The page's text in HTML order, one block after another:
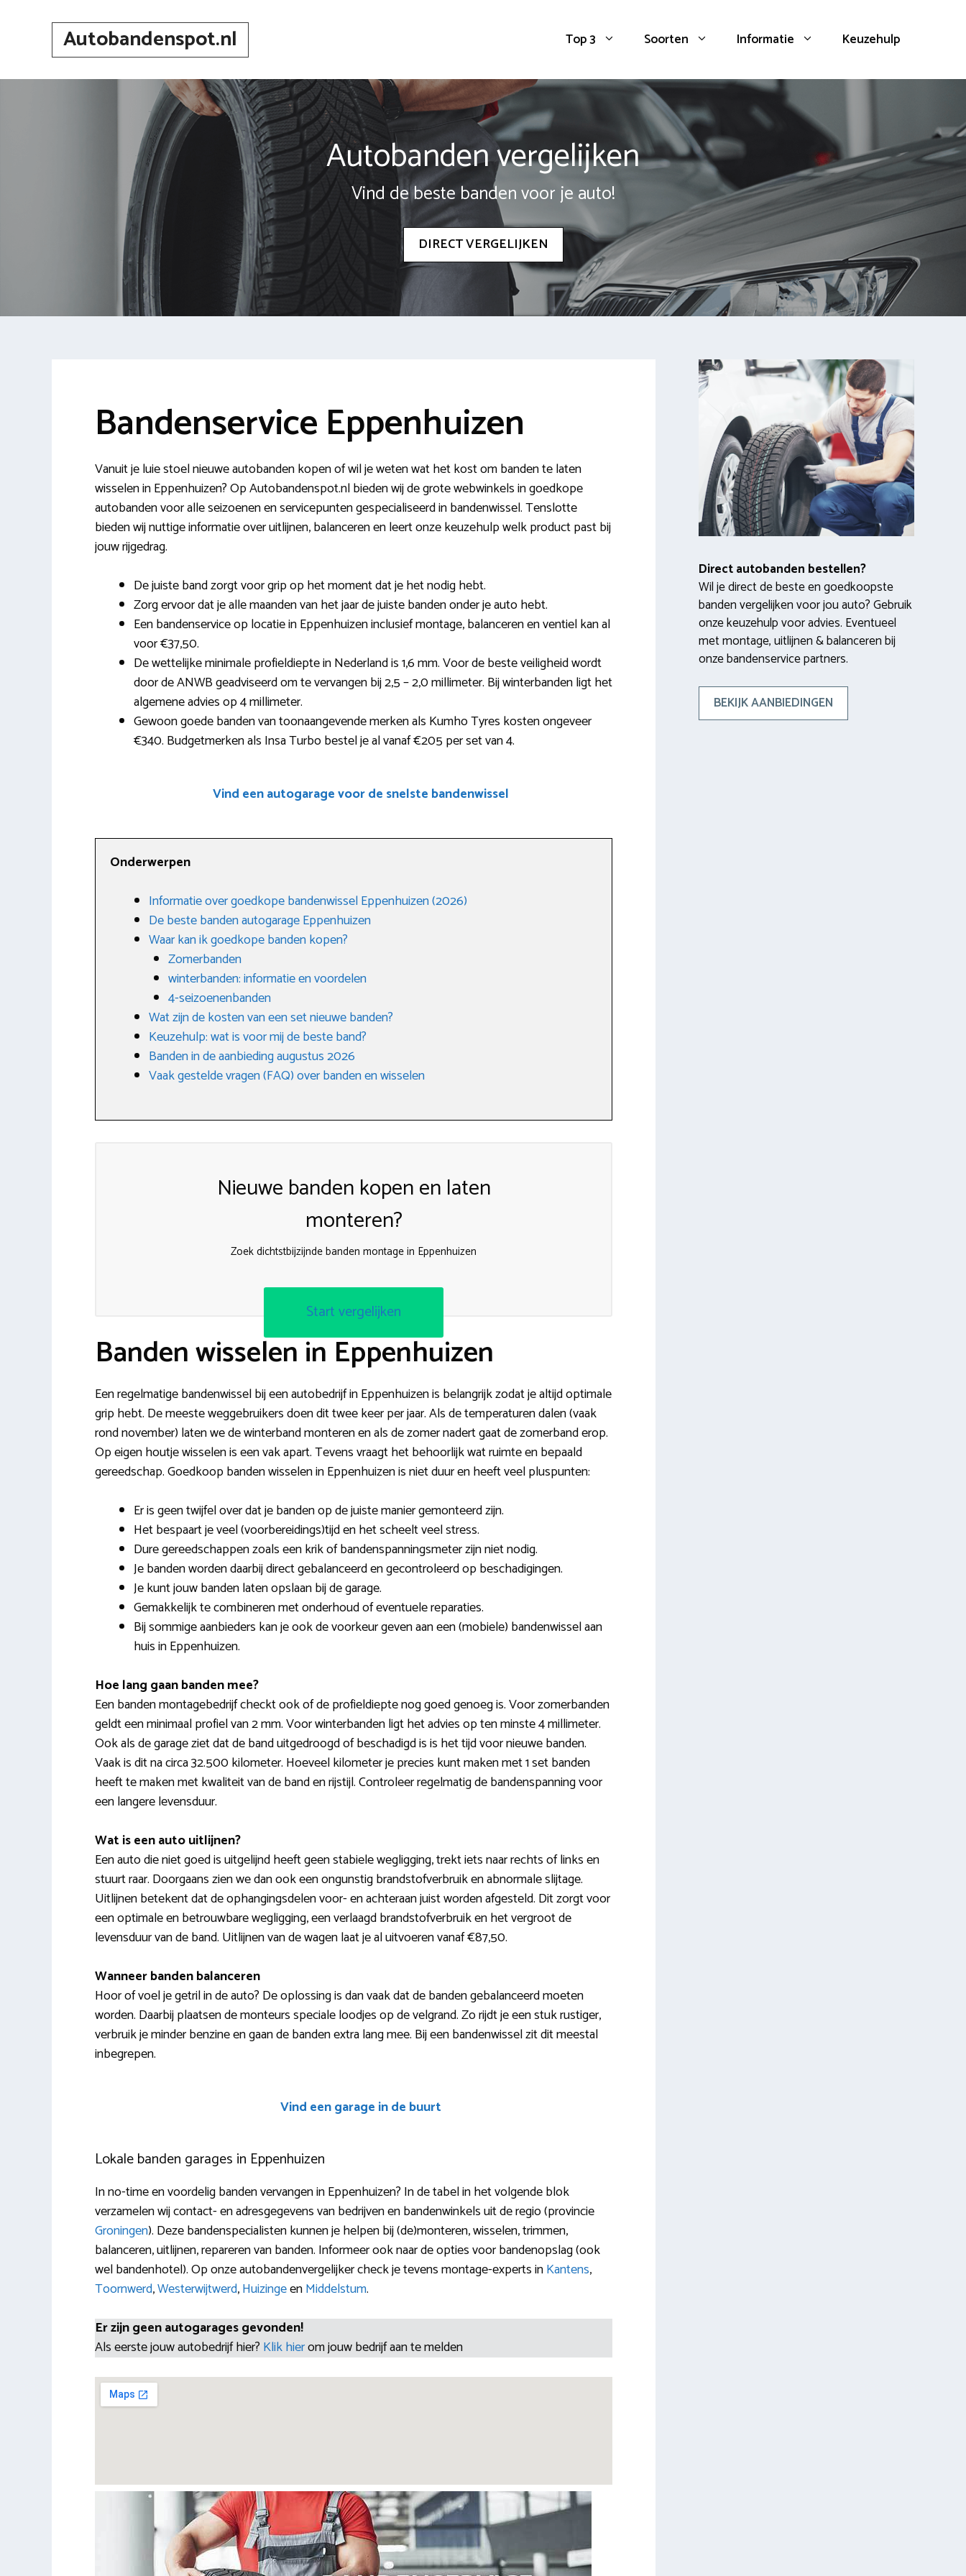
Autobandenspot.nl Top 3 Soorten Informatie Keuzehulp
Autobanden vergelijken
Vind de beste banden voor je auto!
DIRECT VERGELIJKEN
Bandenservice Eppenhuizen
Vanuit je luie stoel nieuwe autobanden kopen of wil je weten wat het kost om banden te laten
wisselen in Eppenhuizen? Op Autobandenspot.nl bieden wij de grote webwinkels in goedkope
autobanden voor alle seizoenen en servicepunten gespecialiseerd in bandenwissel. Tenslotte
bieden wij nuttige informatie over uitlijnen, balanceren en leert onze keuzehulp welk product past bij
jouw rijgedrag.
De juiste band zorgt voor grip op het moment dat je het nodig hebt.
Zorg ervoor dat je alle maanden van het jaar de juiste banden onder je auto hebt.
Een bandenservice op locatie in Eppenhuizen inclusief montage, balanceren en ventiel kan al
voor €37,50.
De wettelijke minimale profieldiepte in Nederland is 1,6 mm. Voor de beste veiligheid wordt
door de ANWB geadviseerd om te vervangen bij 2,5 – 2,0 millimeter. Bij winterbanden ligt het
algemene advies op 4 millimeter.
Gewoon goede banden van toonaangevende merken als Kumho Tyres kosten ongeveer
€340. Budgetmerken als Insa Turbo bestel je al vanaf €205 per set van 4.
Vind een autogarage voor de snelste bandenwissel
Onderwerpen
Informatie over goedkope bandenwissel Eppenhuizen (2026)
De beste banden autogarage Eppenhuizen
Waar kan ik goedkope banden kopen?
Zomerbanden
winterbanden: informatie en voordelen
4-seizoenenbanden
Wat zijn de kosten van een set nieuwe banden?
Keuzehulp: wat is voor mij de beste band?
Banden in de aanbieding augustus 2026
Vaak gestelde vragen (FAQ) over banden en wisselen
Nieuwe banden kopen en laten
monteren?
Zoek dichtstbijzijnde banden montage in Eppenhuizen
Start vergelijken
Banden wisselen in Eppenhuizen
Een regelmatige bandenwissel bij een autobedrijf in Eppenhuizen is belangrijk zodat je altijd optimale
grip hebt. De meeste weggebruikers doen dit twee keer per jaar. Als de temperaturen dalen (vaak
rond november) laten we de winterband monteren en als de zomer nadert gaat de zomerband erop.
Op eigen houtje wisselen is een vak apart. Tevens vraagt het behoorlijk wat ruimte en bepaald
gereedschap. Goedkoop banden wisselen in Eppenhuizen is niet duur en heeft veel pluspunten:
Er is geen twijfel over dat je banden op de juiste manier gemonteerd zijn.
Het bespaart je veel (voorbereidings)tijd en het scheelt veel stress.
Dure gereedschappen zoals een krik of bandenspanningsmeter zijn niet nodig.
Je banden worden daarbij direct gebalanceerd en gecontroleerd op beschadigingen.
Je kunt jouw banden laten opslaan bij de garage.
Gemakkelijk te combineren met onderhoud of eventuele reparaties.
Bij sommige aanbieders kan je ook de voorkeur geven aan een (mobiele) bandenwissel aan
huis in Eppenhuizen.
Hoe lang gaan banden mee?
Een banden montagebedrijf checkt ook of de profieldiepte nog goed genoeg is. Voor zomerbanden
geldt een minimaal profiel van 2 mm. Voor winterbanden ligt het advies op ten minste 4 millimeter.
Ook als de garage ziet dat de band uitgedroogd of beschadigd is is het tijd voor nieuwe banden.
Vaak is dit na circa 32.500 kilometer. Hoeveel kilometer je precies kunt maken met 1 set banden
heeft te maken met kwaliteit van de band en rijstijl. Controleer regelmatig de bandenspanning voor
een langere levensduur.
Wat is een auto uitlijnen?
Een auto die niet goed is uitgelijnd heeft geen stabiele wegligging, trekt iets naar rechts of links en
stuurt raar. Doorgaans zien we dan ook een ongunstig brandstofverbruik en abnormale slijtage.
Uitlijnen betekent dat de ophangingsdelen voor- en achteraan juist worden afgesteld. Dit zorgt voor
een optimale en betrouwbare wegligging, een verlaagd brandstofverbruik en het vergroot de
levensduur van de band. Uitlijnen van de wagen laat je al uitvoeren vanaf €87,50.
Wanneer banden balanceren
Hoor of voel je getril in de auto? De oplossing is dan vaak dat de banden gebalanceerd moeten
worden. Daarbij plaatsen de monteurs speciale loodjes op de velgrand. Zo rijdt je een stuk rustiger,
verbruik je minder benzine en gaan de banden extra lang mee. Bij een bandenwissel zit dit meestal
inbegrepen.
Vind een garage in de buurt
Lokale banden garages in Eppenhuizen
In no-time en voordelig banden vervangen in Eppenhuizen? In de tabel in het volgende blok
verzamelen wij contact- en adresgegevens van bedrijven en bandenwinkels uit de regio (provincie
Groningen). Deze bandenspecialisten kunnen je helpen bij (de)monteren, wisselen, trimmen,
balanceren, uitlijnen, repareren van banden. Informeer ook naar de opties voor bandenopslag (ook
wel bandenhotel). Op onze autobandenvergelijker check je tevens montage-experts inKantens,
Toornwerd,Westerwijtwerd,HuizingeenMiddelstum.
Er zijn geen autogarages gevonden!
Als eerste jouw autobedrijf hier? Klik hierom jouw bedrijf aan te melden
Direct autobanden bestellen?
Wil je direct de beste en goedkoopste
banden vergelijken voor jou auto? Gebruik
onze keuzehulp voor advies. Eventueel
met montage, uitlijnen & balanceren bij
onze bandenservice partners.
BEKIJK AANBIEDINGEN